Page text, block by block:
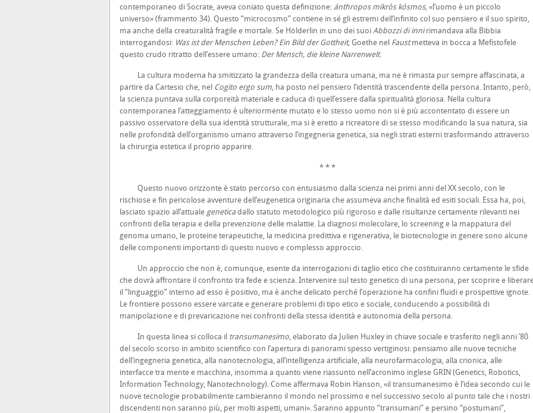
contemporaneo di Socrate, aveva coniato questa definizione: ánthropos mikròs kósmos, «l’uomo è un piccolo
universo» (frammento 34). Questo “microcosmo” contiene in sé gli estremi dell’infinito col suo pensiero e il suo spirito,
ma anche della creaturalità fragile e mortale. Se Hölderlin in uno dei suoi Abbozzi di innirimandava alla Bibbia
interrogandosi: Was ist der Menschen Leben? Ein Bild der Gottheit, Goethe nel Faustmetteva in bocca a Mefistofele
questo crudo ritratto dell’essere umano: Der Mensch, die kleine Narrenwelt.
La cultura moderna ha smitizzato la grandezza della creatura umana, ma ne è rimasta pur sempre affascinata, a
partire da Cartesio che, nel Cogito ergo sum, ha posto nel pensiero l’identità trascendente della persona. Intanto, però,
la scienza puntava sulla corporeità materiale e caduca di quell’essere dalla spiritualità gloriosa. Nella cultura
contemporanea l’atteggiamento è ulteriormente mutato e lo stesso uomo non si è più accontentato di essere un
passivo osservatore della sua identità strutturale, ma si è eretto a ricreatore di se stesso modificando la sua natura, sia
nelle profondità dell’organismo umano attraverso l’ingegneria genetica, sia negli strati esterni trasformando attraverso
la chirurgia estetica il proprio apparire.
* * *
Questo nuovo orizzonte è stato percorso con entusiasmo dalla scienza nei primi anni del XX secolo, con le
rischiose e fin pericolose avventure dell’eugenetica originaria che assumeva anche finalità ed esiti sociali. Essa ha, poi,
lasciato spazio all’attuale genetica dallo statuto metodologico più rigoroso e dalle risultanze certamente rilevanti nei
confronti della terapia e della prevenzione delle malattie. La diagnosi molecolare, lo screening e la mappatura del
genoma umano, le proteine terapeutiche, la medicina predittiva e rigenerativa, le biotecnologie in genere sono alcune
delle componenti importanti di questo nuovo e complesso approccio.
Un approccio che non è, comunque, esente da interrogazioni di taglio etico che costituiranno certamente le sfide
che dovrà affrontare il confronto tra fede e scienza. Intervenire sul testo genetico di una persona, per scoprire e
il “linguaggio” interno ad esso è positivo, ma è anche delicato perché l’operazione ha confini fluidi e prospettive ignote.
Le frontiere possono essere varcate e generare problemi di tipo etico e sociale, conducendo a possibilità di
manipolazione e di prevaricazione nei confronti della stessa identità e autonomia della persona.
In questa linea si colloca il transumanesimo, elaborato da Julien Huxley in chiave sociale e trasferito negli anni ’80
del secolo scorso in ambito scientifico con l’apertura di panorami spesso vertiginosi: pensiamo alle nuove tecniche
dell’ingegneria genetica, alla nanotecnologia, all’intelligenza artificiale, alla neurofarmacologia, alla crionica, alle
interfacce tra mente e macchina, insomma a quanto viene riassunto nell’acronimo inglese GRIN (Genetics, Robotics,
Information Technology, Nanotechnology). Come affermava Robin Hanson, «il transumanesimo è l’idea secondo cui le
nuove tecnologie probabilmente cambieranno il mondo nel prossimo e nel successivo secolo al punto tale che i nostri
discendenti non saranno più, per molti aspetti, umani». Saranno appunto “transumani” e persino “postumani”,